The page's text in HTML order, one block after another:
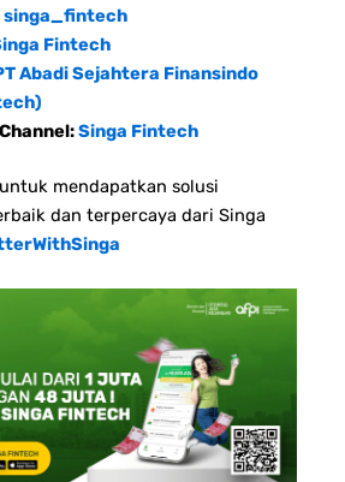
singa_fintech
Fintech
Abadi Sejahtera Finansindo
Singa Fintech
mendapatkan solusi
dan terpercaya dari Singa